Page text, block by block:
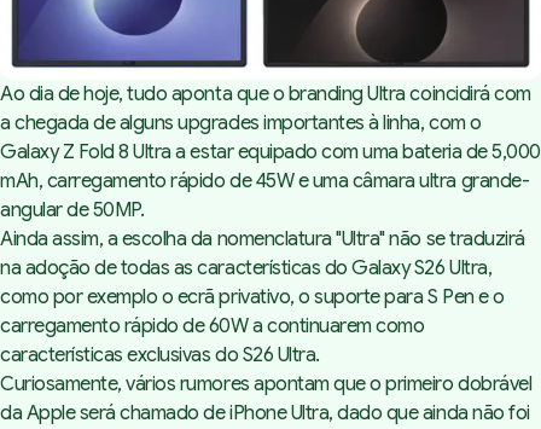
Ao dia de hoje, tudo aponta que o branding Ultra coincidirá com
a chegada de alguns upgrades importantes à linha, com o
Galaxy Z Fold 8 Ultra a estar equipado com uma bateria de 5,000
mAh, carregamento rápido de 45W e uma câmara ultra grande-
angular de 50MP.
Ainda assim, a escolha da nomenclatura "Ultra" não se traduzirá
na adoção de todas as características do Galaxy S26 Ultra,
como por exemplo o ecrã privativo, o suporte para S Pen e o
carregamento rápido de 60W a continuarem como
características exclusivas do S26 Ultra.
Curiosamente, vários rumores apontam que o primeiro dobrável
da Apple será chamado de iPhone Ultra, dado que ainda não foi